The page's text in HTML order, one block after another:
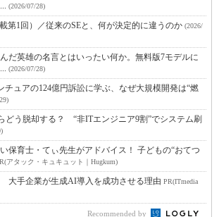
(2026/07/28)
第1回）／従来のSEと、何が決定的に違うのか (2026/
だ英雄の名言とはいったい何か。無料版7モデルに
(2026/07/28)
チュアの124億円訴訟に学ぶ、なぜ大規模開発は“燃
どう脱却する？ “非ITエンジニア9割”でシステム刷
保育士・てぃ先生がアドバイス！ 子どもの“おてつ
アタック・キュキュット｜Hugkum)
大手企業が生成AI導入を成功させる理由 PR(ITmedia
Recommended by